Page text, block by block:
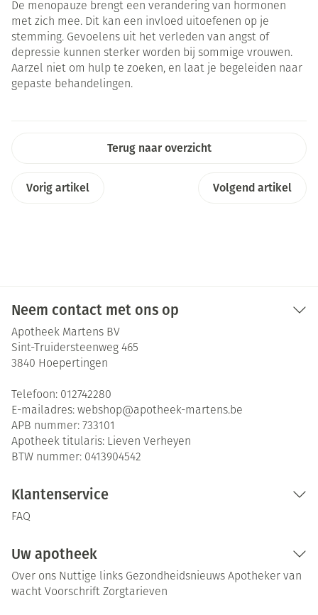
De menopauze brengt een verandering van hormonen
met zich mee. Dit kan een invloed uitoefenen op je
stemming. Gevoelens uit het verleden van angst of
depressie kunnen sterker worden bij sommige vrouwen.
Aarzel niet om hulp te zoeken, en laat je begeleiden naar
gepaste behandelingen.
Terug naar overzicht
Vorig artikel Volgend artikel
Neem contact met ons op
Apotheek Martens BV
Sint-Truidersteenweg 465
3840 Hoepertingen
Telefoon: 012742280
E-mailadres: webshop@apotheek-martens.be
APB nummer: 733101
Apotheek titularis: Lieven Verheyen
BTW nummer: 0413904542
Klantenservice
FAQ
Uw apotheek
Over ons Nuttige links Gezondheidsnieuws Apotheker van
wacht Voorschrift Zorgtarieven